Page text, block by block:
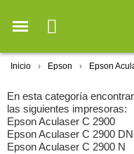
Inicio Epson Epson
En esta categoría
las siguientes impresoras:
Epson Aculaser C 2900
Epson Aculaser C 2900 DN
Epson Aculaser C 2900 N